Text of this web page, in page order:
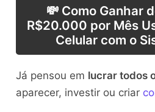
💸 Como Ganhar
R$20.000 por Mês
Celular com o
Já pensou em lucrar todos
aparecer, investir ou criar